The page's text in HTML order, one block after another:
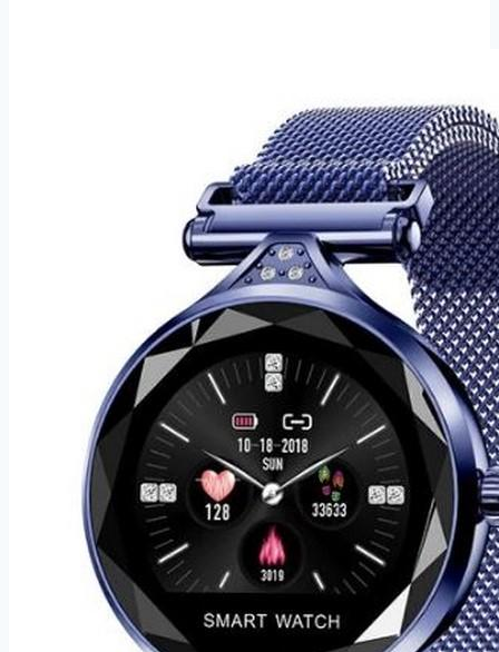
provedení
chirurgické
oceli
CSB00002